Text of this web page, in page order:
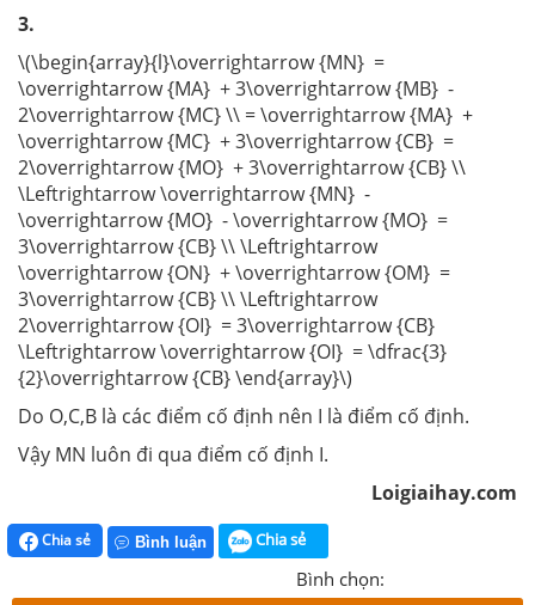
3.
\(\begin{array}{l}\overrightarrow {MN} =
\overrightarrow {MA} + 3\overrightarrow {MB} -
2\overrightarrow {MC} \\ = \overrightarrow {MA} +
\overrightarrow {MC} + 3\overrightarrow {CB} =
2\overrightarrow {MO} + 3\overrightarrow {CB} \\
\Leftrightarrow \overrightarrow {MN} -
\overrightarrow {MO} - \overrightarrow {MO} =
3\overrightarrow {CB} \\ \Leftrightarrow
\overrightarrow {ON} + \overrightarrow {OM} =
3\overrightarrow {CB} \\ \Leftrightarrow
2\overrightarrow {OI} = 3\overrightarrow {CB}
\Leftrightarrow \overrightarrow {OI} = \dfrac{3}
{2}\overrightarrow {CB} \end{array}\)
Do O,C,B là các điểm cố định nên I là điểm cố định.
Vậy MN luôn đi qua điểm cố định I.
Loigiaihay.com
Chia sẻ Bình luận Chia sẻ
Bình chọn: